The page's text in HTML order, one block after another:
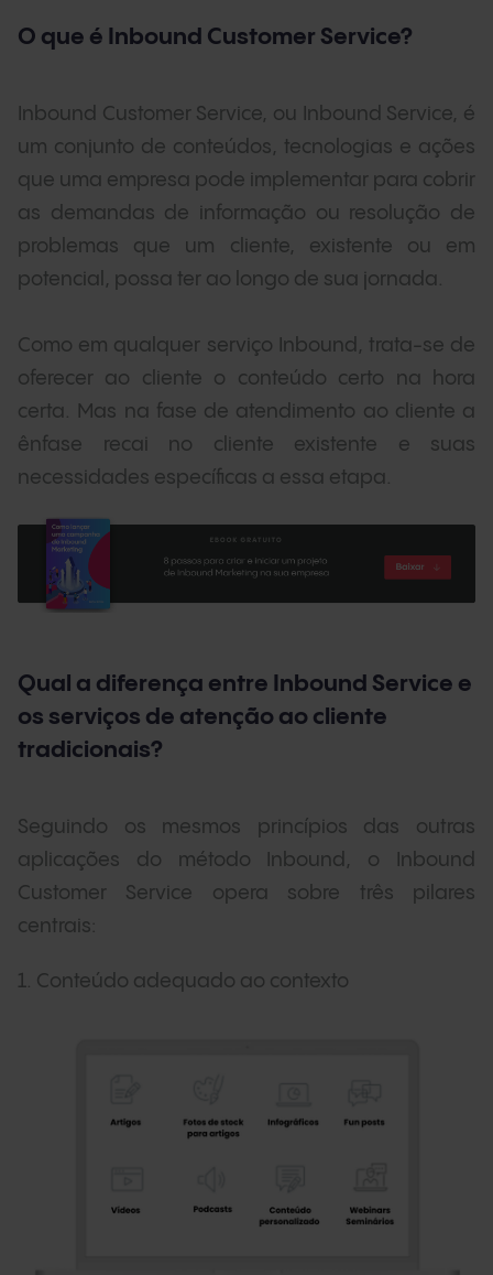
O que é Inbound Customer Service?
Inbound Customer Service, ou Inbound Service, é
um conjunto de conteúdos, tecnologias e ações
que uma empresa pode implementar para cobrir
as demandas de informação ou resolução de
problemas que um cliente, existente ou em
potencial, possa ter ao longo de sua jornada.
Como em qualquer serviço Inbound, trata-se de
oferecer ao cliente o conteúdo certo na hora
certa. Mas na fase de atendimento ao cliente a
ênfase recai no cliente existente e suas
necessidades específicas a essa etapa.
Qual a diferença entre Inbound Service e
os serviços de atenção ao cliente
tradicionais?
Seguindo os mesmos princípios das outras
aplicações do método Inbound, o Inbound
Customer Service opera sobre três pilares
centrais:
1. Conteúdo adequado ao contexto